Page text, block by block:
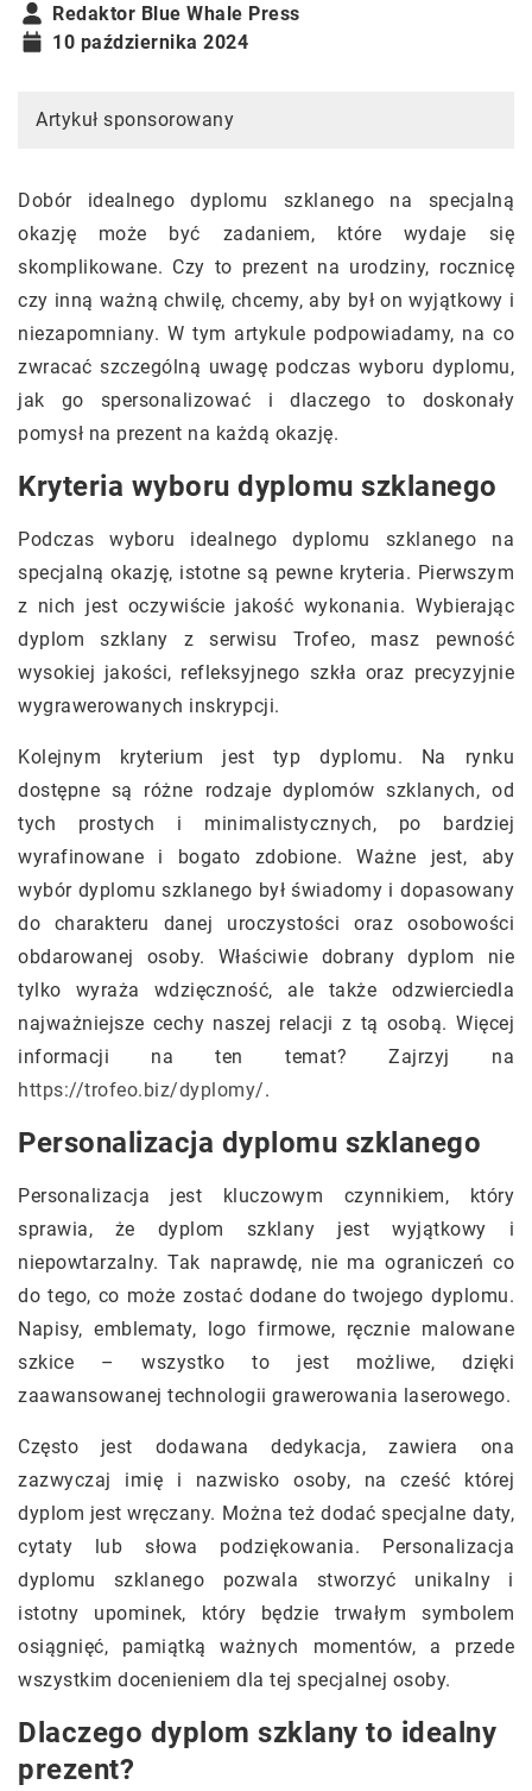
Redaktor Blue Whale Press
10 października 2024
Artykuł sponsorowany
Dobór idealnego dyplomu szklanego na specjalną
okazję może być zadaniem, które wydaje się
skomplikowane. Czy to prezent na urodziny, rocznicę
czy inną ważną chwilę, chcemy, aby był on wyjątkowy i
niezapomniany. W tym artykule podpowiadamy, na co
zwracać szczególną uwagę podczas wyboru dyplomu,
jak go spersonalizować i dlaczego to doskonały
pomysł na prezent na każdą okazję.
Kryteria wyboru dyplomu szklanego
Podczas wyboru idealnego dyplomu szklanego na
specjalną okazję, istotne są pewne kryteria. Pierwszym
z nich jest oczywiście jakość wykonania. Wybierając
dyplom szklany z serwisu Trofeo, masz pewność
wysokiej jakości, refleksyjnego szkła oraz precyzyjnie
wygrawerowanych inskrypcji.
Kolejnym kryterium jest typ dyplomu. Na rynku
dostępne są różne rodzaje dyplomów szklanych, od
tych prostych i minimalistycznych, po bardziej
wyrafinowane i bogato zdobione. Ważne jest, aby
wybór dyplomu szklanego był świadomy i dopasowany
do charakteru danej uroczystości oraz osobowości
obdarowanej osoby. Właściwie dobrany dyplom nie
tylko wyraża wdzięczność, ale także odzwierciedla
najważniejsze cechy naszej relacji z tą osobą. Więcej
informacji na ten temat? Zajrzyj na
https://trofeo.biz/dyplomy/.
Personalizacja dyplomu szklanego
Personalizacja jest kluczowym czynnikiem, który
sprawia, że dyplom szklany jest wyjątkowy i
niepowtarzalny. Tak naprawdę, nie ma ograniczeń co
do tego, co może zostać dodane do twojego dyplomu.
Napisy, emblematy, logo firmowe, ręcznie malowane
szkice – wszystko to jest możliwe, dzięki
zaawansowanej technologii grawerowania laserowego.
Często jest dodawana dedykacja, zawiera ona
zazwyczaj imię i nazwisko osoby, na cześć której
dyplom jest wręczany. Można też dodać specjalne daty,
cytaty lub słowa podziękowania. Personalizacja
dyplomu szklanego pozwala stworzyć unikalny i
istotny upominek, który będzie trwałym symbolem
osiągnięć, pamiątką ważnych momentów, a przede
wszystkim docenieniem dla tej specjalnej osoby.
Dlaczego dyplom szklany to idealny
prezent?